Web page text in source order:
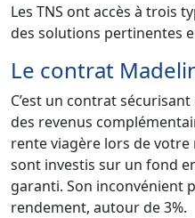
Les TNS ont accès à trois
des solutions pertinentes
Le contrat
C’est un contrat
des revenus
rente viagère lors de
sont investis sur un fond
garanti. Son inconvénient
rendement, autour de 3%.